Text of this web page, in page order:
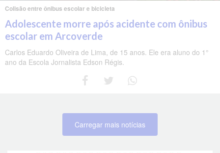
Colisão entre ônibus escolar e bicicleta
Adolescente morre após acidente com ônibus
escolar em Arcoverde
Carlos Eduardo Oliveira de Lima, de 15 anos. Ele era aluno do 1°
ano da Escola Jornalista Edson Régis.
Carregar mais notícias